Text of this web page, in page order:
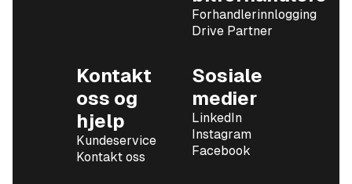
Forhandlerinnlogging
Drive Partner
Kontakt
oss og
hjelp
Kundeservice
Kontakt oss
Sosiale
medier
LinkedIn
Instagram
Facebook